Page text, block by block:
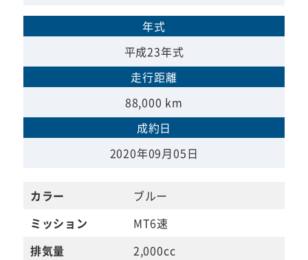
年式
平成23年式
走行距離
88,000 km
成約日
2020年09月05日
カラー
ブルー
ミッション
MT6速
排気量
2,000cc